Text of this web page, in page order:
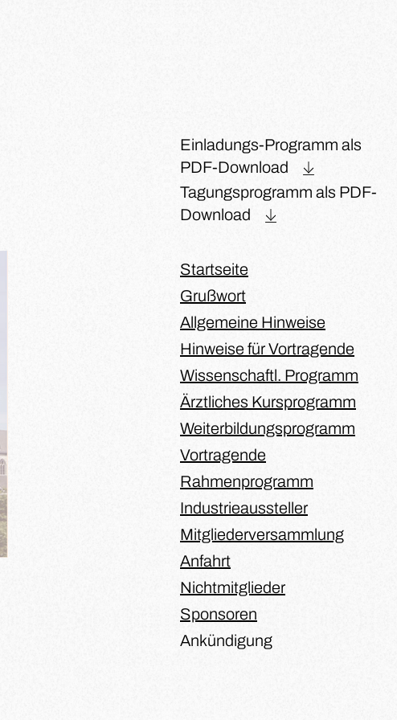
Einladungs-Programm als
PDF-Download
Tagungsprogramm als PDF-
Download
Startseite
Grußwort
Allgemeine Hinweise
Hinweise für Vortragende
Wissenschaftl. Programm
Ärztliches Kursprogramm
Weiterbildungsprogramm
Vortragende
Rahmenprogramm
Industrieaussteller
Mitgliederversammlung
Anfahrt
Nichtmitglieder
Sponsoren
Ankündigung